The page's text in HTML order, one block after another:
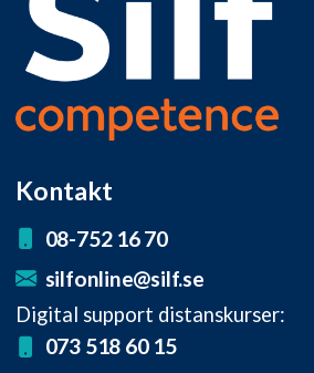
Kontakt
08-752 16 70
silfonline@silf.se
Digital support distanskurser:
073 518 60 15